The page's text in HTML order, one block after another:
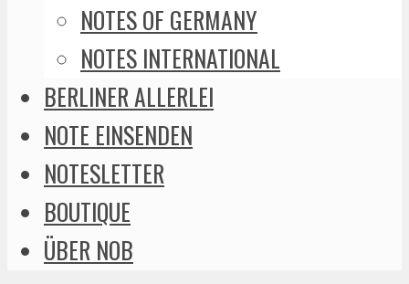
NOTES OF GERMANY
NOTES INTERNATIONAL
BERLINER ALLERLEI
NOTE EINSENDEN
NOTESLETTER
BOUTIQUE
ÜBER NOB